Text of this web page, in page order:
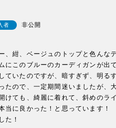
者
非公開
、紺、ベージュのトップと色んな
にこのブルーのカーディガンが出
ていたのですが、暗すぎず、明
たので、一定期間迷いましたが、
けても、綺麗に着れて、斜めのラ
当に良かった！と思っています！
た！